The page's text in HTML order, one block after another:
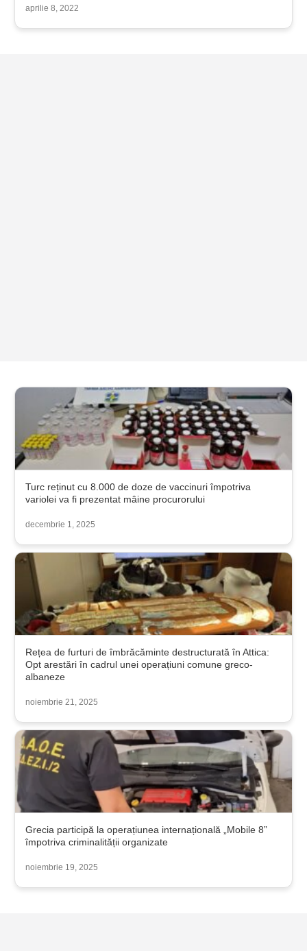
aprilie 8, 2022
Turc reținut cu 8.000 de doze de vaccinuri împotriva
variolei va fi prezentat mâine procurorului
decembrie 1, 2025
Rețea de furturi de îmbrăcăminte destructurată în Attica:
Opt arestări în cadrul unei operațiuni comune greco-
albaneze
noiembrie 21, 2025
Grecia participă la operațiunea internațională „Mobile 8”
împotriva criminalității organizate
noiembrie 19, 2025